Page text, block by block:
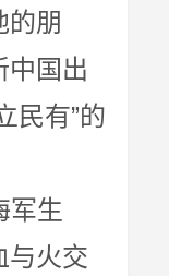
朋
中国出
民有”的
生
与火交